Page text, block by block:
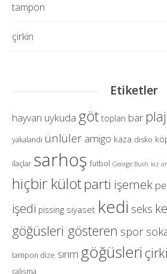
tampon
çirkin
Etiketler
hayvan uykuda göt topları bar plaj
yakalandı ünlüler amigo kaza disko
ilaçlar sarhoş futbol George Bush kız
hiçbir külotparti işemek
işedi pissing siyaset kedi seks
göğüsleri gösteren spor
tampon dize sırım göğüsleri
çalışma